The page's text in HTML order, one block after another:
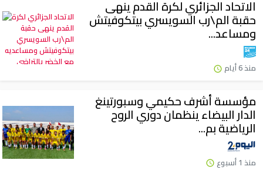
الاتحاد الجزائري لكرة القدم ينهى
حقبة الم\رب السويسري بيتكوفيتش
ومساعد...
منذ 6 أيام
مؤسسة أشرف حكيمي وسبورتينغ
الدار البيضاء ينظمان دوري الروح
الرياضية بم...
منذ 1 أسبوع